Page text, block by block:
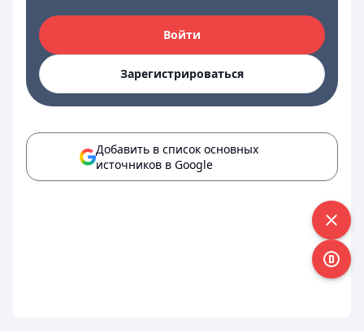
Войти
Зарегистрироваться
Добавить в список основных
источников в Google